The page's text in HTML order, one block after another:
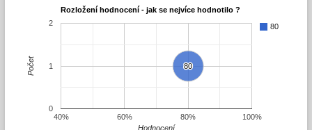
Rozložení hodnocení - jak se nejvíce hodnotilo ?
80
80
80
40% 60% 80% 100%
0
1
2
Hodnocení
Počet